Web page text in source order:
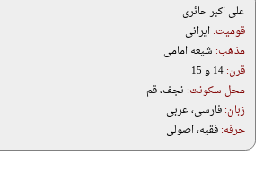
علی اکبر حائری
قومیت:ایرانی
مذهب: شیعه امامی
قرن:14 و 15
محل سکونت: نجف، قم
زبان:فارسی، عربی
حرفه:فقیه، اصولی